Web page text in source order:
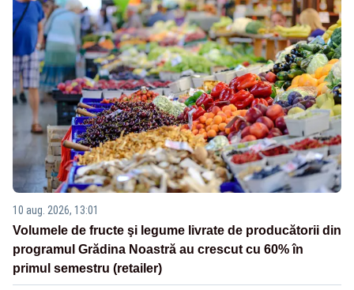
10 aug. 2026, 13:01
Volumele de fructe şi legume livrate de producătorii din
programul Grădina Noastră au crescut cu 60% în
primul semestru (retailer)